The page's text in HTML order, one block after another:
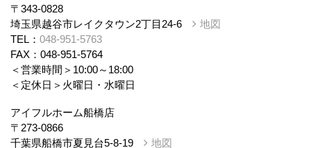
〒343-0828
埼玉県越谷市レイクタウン2丁目24-6
地図
TEL： 048-951-5763
FAX：048-951-5764
＜営業時間＞10:00～18:00
＜定休日＞火曜日・水曜日
アイフルホーム船橋店
〒273-0866
千葉県船橋市夏見台5-8-19
地図